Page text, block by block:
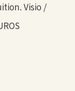
Visio /